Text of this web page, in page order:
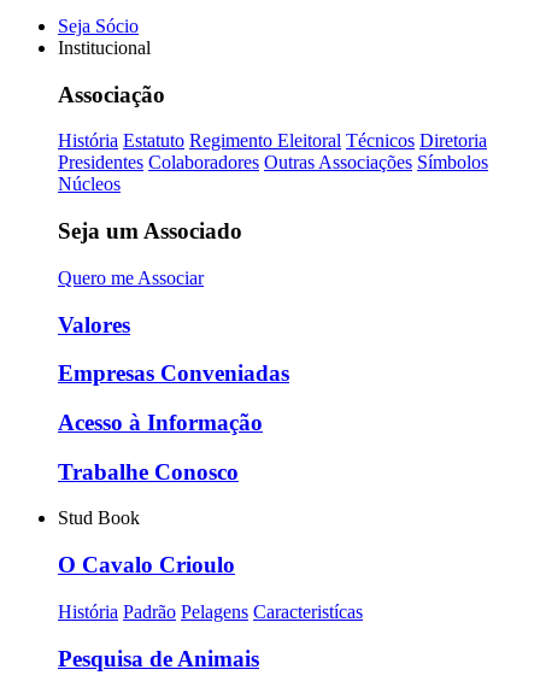
Seja Sócio
Institucional
Associação
História Estatuto Regimento Eleitoral Técnicos Diretoria
Presidentes Colaboradores Outras Associações Símbolos
Núcleos
Seja um Associado
Quero me Associar
Valores
Empresas Conveniadas
Acesso à Informação
Trabalhe Conosco
Stud Book
O Cavalo Crioulo
História Padrão Pelagens Caracteristícas
Pesquisa de Animais